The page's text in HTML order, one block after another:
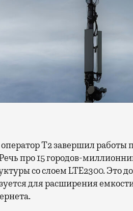
про 15 городов-
со слоем LTE2300. Это
для расширения